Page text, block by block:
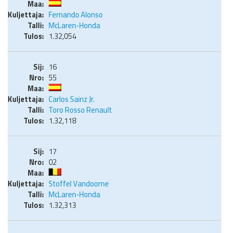
Fernando Alonso
McLaren-Honda
1.32,054
16
55
Carlos Sainz Jr.
Toro Rosso Renault
1.32,118
17
02
Stoffel Vandoorne
McLaren-Honda
1.32,313